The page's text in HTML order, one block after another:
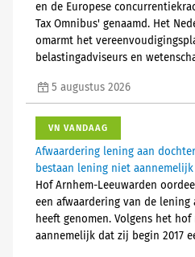
en de Europese
Tax Omnibus' genaamd. Het
omarmt het
belastingadviseurs en
5 augustus 2026
VN VANDAAG
Afwaardering lening aan
bestaan lening niet
Hof Arnhem-Leeuwarden
een afwaardering van de lening
heeft genomen. Volgens het hof
aannemelijk dat zij begin 2017